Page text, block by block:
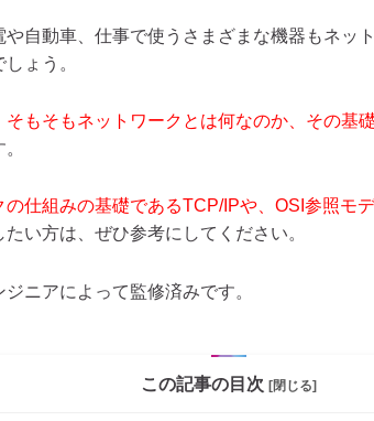
や自動車、仕事で使うさまざまな機器もネッ
ょう。
そもそもネットワークとは何なのか、その基
の仕組みの基礎であるTCP/IPや、OSI参照モ
い方は、ぜひ参考にしてください。
ニアによって監修済みです。
この記事の目次 [閉じる]